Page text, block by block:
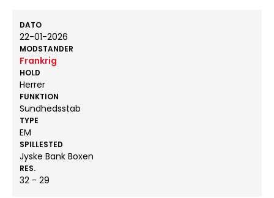
DATO
22-01-2026
MODSTANDER
Frankrig
HOLD
Herrer
FUNKTION
Sundhedsstab
TYPE
EM
SPILLESTED
Jyske Bank Boxen
RES.
32 - 29